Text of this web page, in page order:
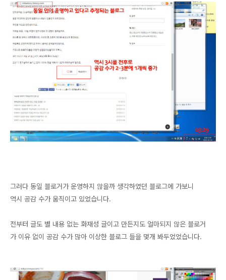
그러다 동일 블로거가 운영하지 않을까 생각하였던 블로그에 가보니
역시 공감 수가 움직이고 있었습니다.
전부터 글도 별 내용 없는 화재성 글이고 만든지도 얼마되지 않은 블로거
가 이유 없이 공감 수가 많아 이상한 블로그 들을 몇개 봐두었었습니다.